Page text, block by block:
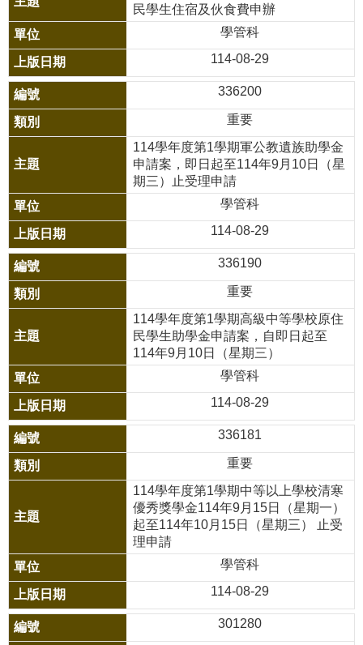
林
縣
政
府
教
育
行
事
曆
場
地
預
發
布
公
告
站
覽
網
站
資
民學生住宿及伙食費申辦
學管科
114-08-29
336200
重要
114學年度第1學期軍公教遺族助學金
申請案，即日起至114年9月10日（星
期三）止受理申請
學管科
114-08-29
336190
重要
114學年度第1學期高級中等學校原住
民學生助學金申請案，自即日起至
114年9月10日（星期三）
學管科
114-08-29
336181
重要
114學年度第1學期中等以上學校清寒
優秀獎學金114年9月15日（星期一）
起至114年10月15日（星期三） 止受
理申請
學管科
114-08-29
301280